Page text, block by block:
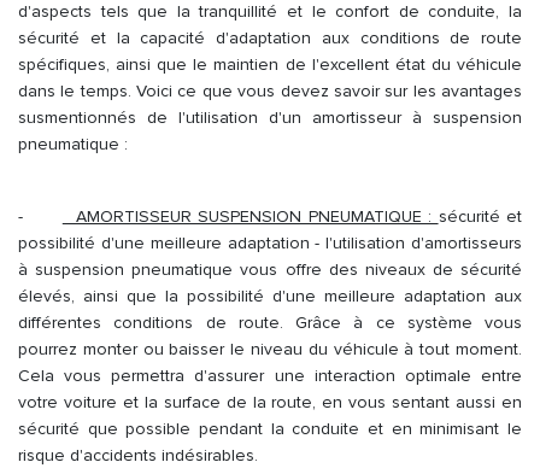
d'aspects tels que la tranquillité et le confort de conduite, la
sécurité et la capacité d'adaptation aux conditions de route
spécifiques, ainsi que le maintien de l'excellent état du véhicule
dans le temps. Voici ce que vous devez savoir sur les avantages
susmentionnés de l'utilisation d'un amortisseur à suspension
pneumatique :
- AMORTISSEUR SUSPENSION PNEUMATIQUE : sécurité et
possibilité d'une meilleure adaptation - l'utilisation d'amortisseurs
à suspension pneumatique vous offre des niveaux de sécurité
élevés, ainsi que la possibilité d'une meilleure adaptation aux
différentes conditions de route. Grâce à ce système vous
pourrez monter ou baisser le niveau du véhicule à tout moment.
Cela vous permettra d'assurer une interaction optimale entre
votre voiture et la surface de la route, en vous sentant aussi en
sécurité que possible pendant la conduite et en minimisant le
risque d'accidents indésirables.